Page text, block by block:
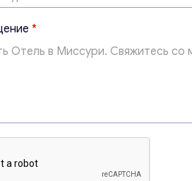
с вами в
*